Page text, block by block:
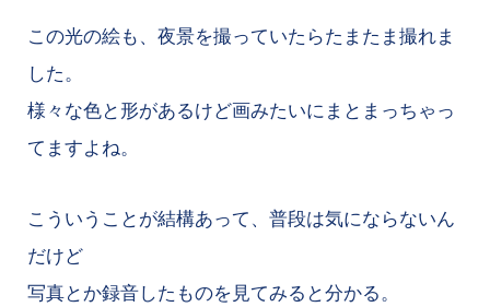
この光の絵も、夜景を撮っていたらたまたま撮れま
した。
様々な色と形があるけど画みたいにまとまっちゃっ
てますよね。
こういうことが結構あって、普段は気にならないん
だけど
写真とか録音したものを見てみると分かる。